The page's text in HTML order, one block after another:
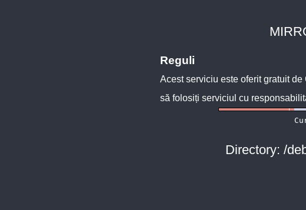
Reguli
Acest serviciu este oferit gratuit de
să folosiți serviciul cu
Directory: /